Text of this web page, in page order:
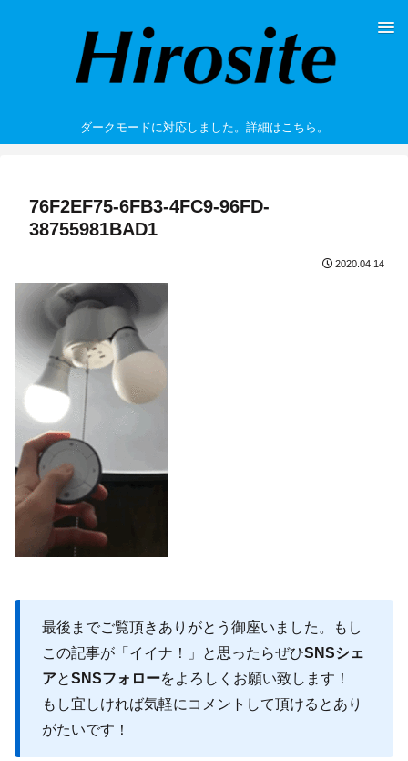
ダークモードに対応しました。詳細はこちら。
76F2EF75-6FB3-4FC9-96FD-
38755981BAD1
2020.04.14
最後までご覧頂きありがとう御座いました。もし
この記事が「イイナ！」と思ったらぜひSNSシェ
アとSNSフォローをよろしくお願い致します！
もし宜しければ気軽にコメントして頂けるとあり
がたいです！